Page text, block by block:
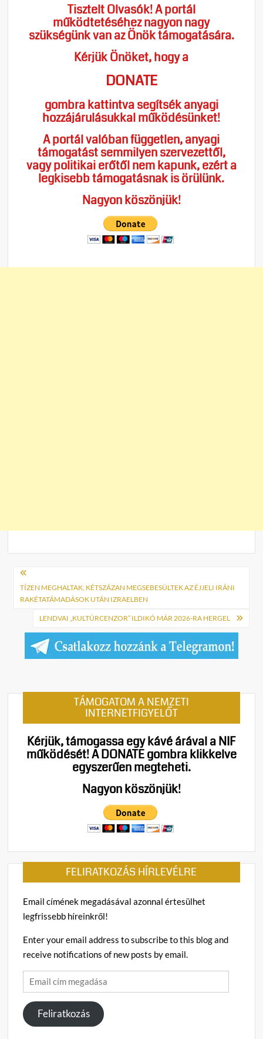
Tisztelt Olvasók! A portál
működtetéséhez nagyon nagy
szükségünk van az Önök támogatására.
Kérjük Önöket, hogy a
DONATE
gombra kattintva segítsék anyagi
hozzájárulásukkal működésünket!
A portál valóban független, anyagi
támogatást semmilyen szervezettől,
vagy politikai erőtől nem kapunk, ezért a
legkisebb támogatásnak is örülünk.
Nagyon köszönjük!
Bejegyzés
navigáció
TÍZEN MEGHALTAK, KÉTSZÁZAN MEGSEBESÜLTEK AZ ÉJJELI IRÁNI
RAKÉTATÁMADÁSOK UTÁN IZRAELBEN
LENDVAI „KULTÚRCENZOR” ILDIKÓ MÁR 2026-RA HERGEL
TÁMOGATOM A NEMZETI
INTERNETFIGYELŐT
Kérjük, támogassa egy kávé árával a NIF
működését!A DONATE gombra klikkelve
egyszerűen megteheti.
Nagyon köszönjük!
FELIRATKOZÁS HÍRLEVÉLRE
Email címének megadásával azonnal értesülhet
legfrissebb híreinkről!
Enter your email address to subscribe to this blog and
receive notifications of new posts by email.
Email
cím
megadása
Feliratkozás